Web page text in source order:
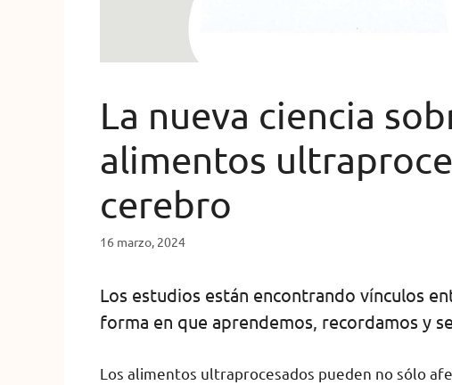
La nueva ciencia
alimentos
cerebro
16 marzo, 2024
Los estudios están encontrando vínculos
forma en que aprendemos, recordamos y
Los alimentos ultraprocesados ​​pueden no sólo